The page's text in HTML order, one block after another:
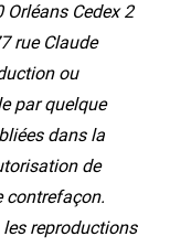
Cedex 2
rue Claude
ou
par quelque
dans la
de
contrefaçon.
reproductions